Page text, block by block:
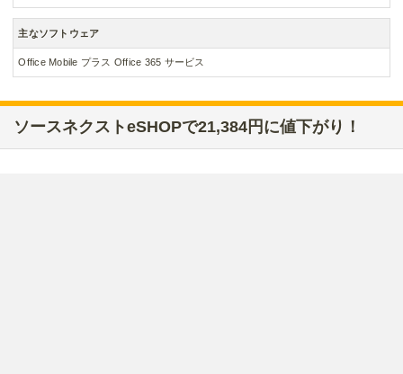
主なソフトウェア
Office Mobile プラス Office 365 サービス
ソースネクストeSHOPで21,384円に値下がり！